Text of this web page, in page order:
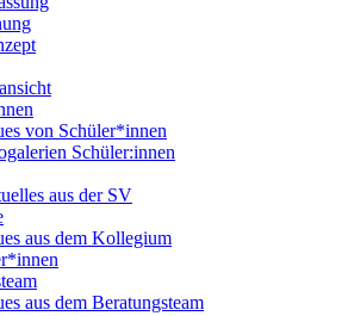
von Schüler*innen
Schüler:innen
aus der SV
aus dem Kollegium
aus dem Beratungsteam